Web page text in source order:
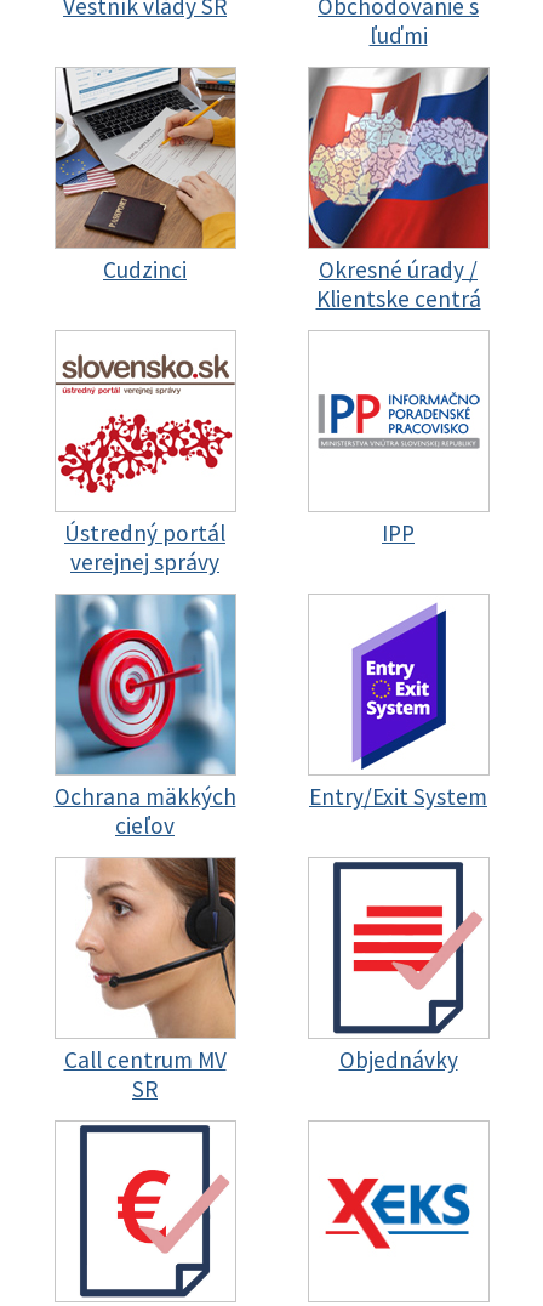
Vestník vlády SR
Obchodovanie s
ľuďmi
Cudzinci
Okresné úrady /
Klientske centrá
Ústredný portál
verejnej správy
IPP
Ochrana mäkkých
cieľov
Entry/Exit System
Call centrum MV
SR
Objednávky